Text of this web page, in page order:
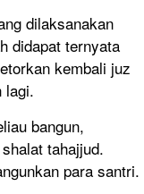
dilaksanakan
didapat ternyata
kembali juz
lagi.
bangun,
tahajjud.
para santri.